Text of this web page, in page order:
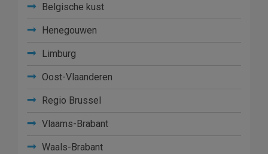
Belgische kust
Henegouwen
Limburg
Oost-Vlaanderen
Regio Brussel
Vlaams-Brabant
Waals-Brabant